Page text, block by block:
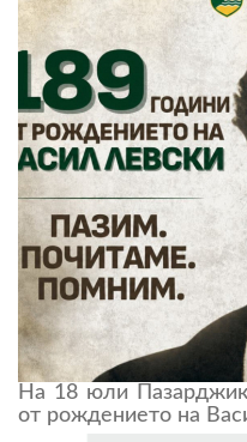
На 18 юли
от рождението на